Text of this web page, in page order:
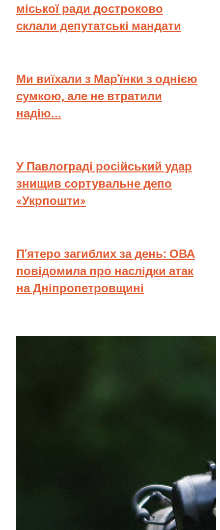
міської ради достроково
склали депутатські мандати
Ми виїхали з Мар'їнки з однією
сумкою, але не втратили
надію...
У Павлограді російський удар
знищив сортувальне депо
«Укрпошти»
П’ятеро загиблих за день: ОВА
повідомила про наслідки атак
на Дніпропетровщині